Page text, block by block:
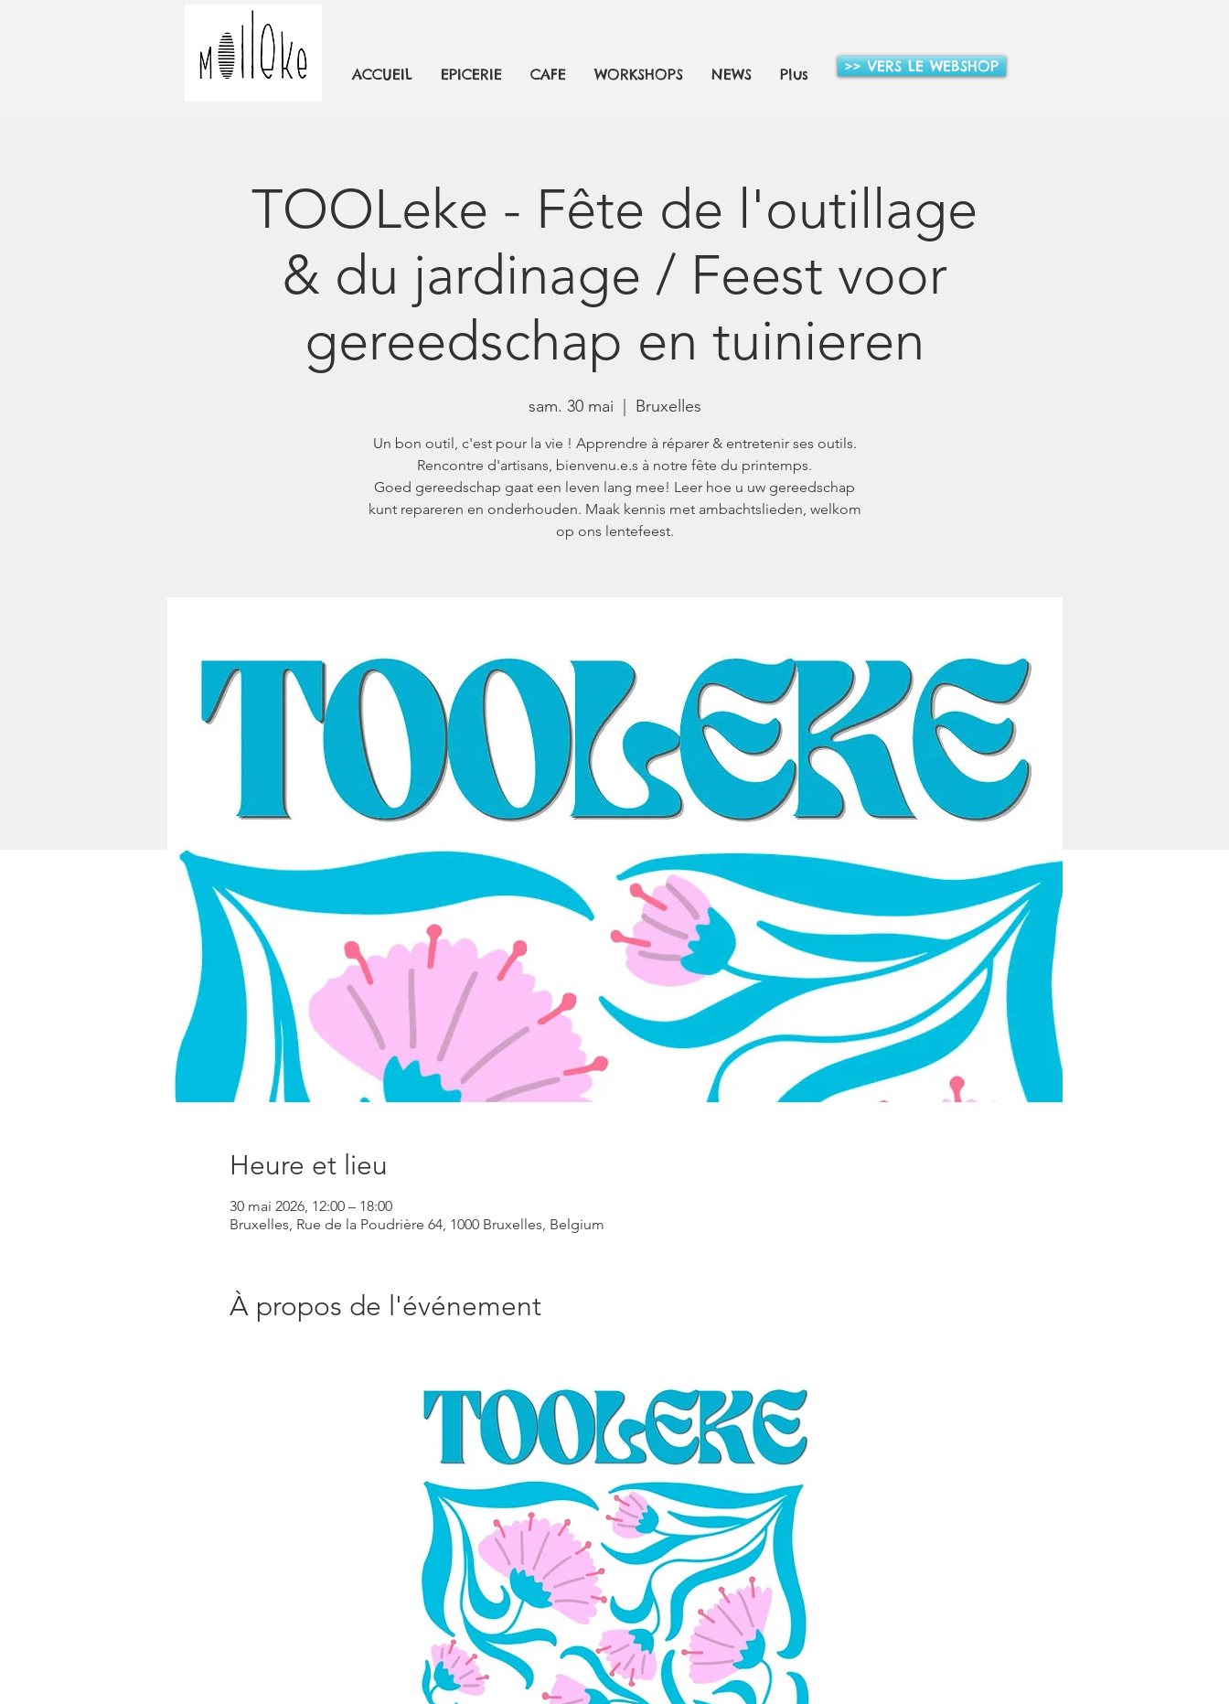
ACCUEIL EPICERIE CAFE WORKSHOPS NEWS Plus >> VERS LE WEBSHOP
TOOLeke - Fête de l'outillage
& du jardinage / Feest voor
gereedschap en tuinieren
sam. 30 mai Bruxelles
Un bon outil, c'est pour la vie ! Apprendre à réparer & entretenir ses outils.
Rencontre d'artisans, bienvenu.e.s à notre fête du printemps.
Goed gereedschap gaat een leven lang mee! Leer hoe u uw gereedschap
kunt repareren en onderhouden. Maak kennis met ambachtslieden, welkom
op ons lentefeest.
Heure et lieu
30 mai 2026, 12:00 – 18:00
Bruxelles, Rue de la Poudrière 64, 1000 Bruxelles, Belgium
À propos de l'événement